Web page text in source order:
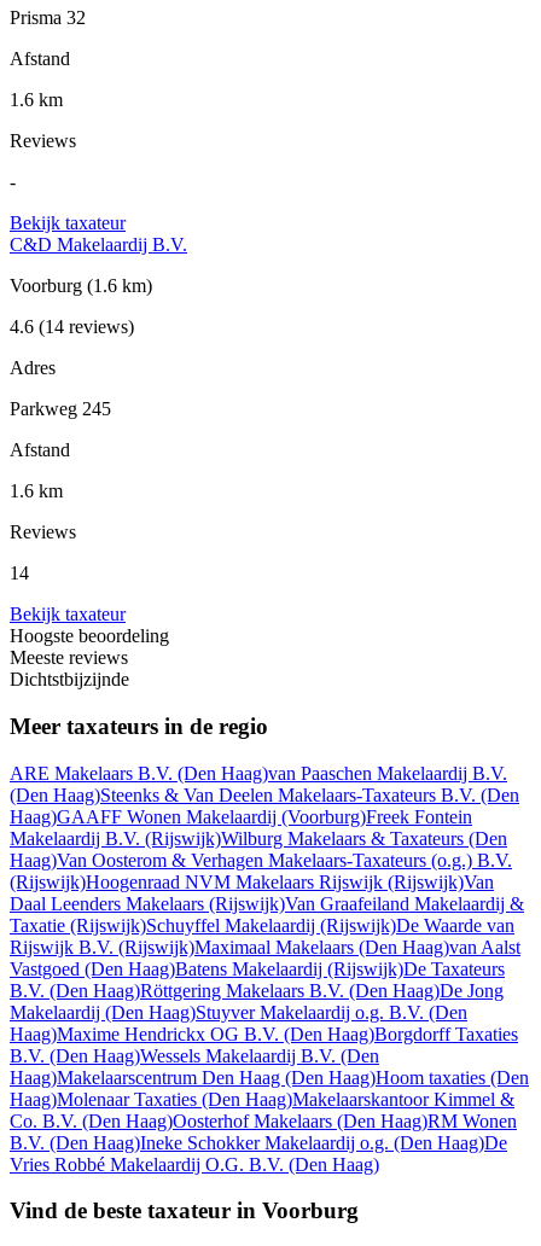
Prisma 32
Afstand
1.6 km
Reviews
-
Bekijk taxateur
C&D Makelaardij B.V.
Voorburg (1.6 km)
4.6 (14 reviews)
Adres
Parkweg 245
Afstand
1.6 km
Reviews
14
Bekijk taxateur
Hoogste beoordeling
Meeste reviews
Dichtstbijzijnde
Meer taxateurs in de regio
ARE Makelaars B.V. (Den Haag)van Paaschen Makelaardij B.V.
(Den Haag)Steenks & Van Deelen Makelaars-Taxateurs B.V. (Den
Haag)GAAFF Wonen Makelaardij (Voorburg)Freek Fontein
Makelaardij B.V. (Rijswijk)Wilburg Makelaars & Taxateurs (Den
Haag)Van Oosterom & Verhagen Makelaars-Taxateurs (o.g.) B.V.
(Rijswijk)Hoogenraad NVM Makelaars Rijswijk (Rijswijk)Van
Daal Leenders Makelaars (Rijswijk)Van Graafeiland Makelaardij &
Taxatie (Rijswijk)Schuyffel Makelaardij (Rijswijk)De Waarde van
Rijswijk B.V. (Rijswijk)Maximaal Makelaars (Den Haag)van Aalst
Vastgoed (Den Haag)Batens Makelaardij (Rijswijk)De Taxateurs
B.V. (Den Haag)Röttgering Makelaars B.V. (Den Haag)De Jong
Makelaardij (Den Haag)Stuyver Makelaardij o.g. B.V. (Den
Haag)Maxime Hendrickx OG B.V. (Den Haag)Borgdorff Taxaties
B.V. (Den Haag)Wessels Makelaardij B.V. (Den
Haag)Makelaarscentrum Den Haag (Den Haag)Hoom taxaties (Den
Haag)Molenaar Taxaties (Den Haag)Makelaarskantoor Kimmel &
Co. B.V. (Den Haag)Oosterhof Makelaars (Den Haag)RM Wonen
B.V. (Den Haag)Ineke Schokker Makelaardij o.g. (Den Haag)De
Vries Robbé Makelaardij O.G. B.V. (Den Haag)
Vind de beste taxateur in Voorburg